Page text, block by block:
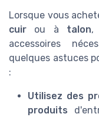
Lorsque vous
cuir ou à talon,
accessoires
quelques astuces
:
Utilisez des
produits